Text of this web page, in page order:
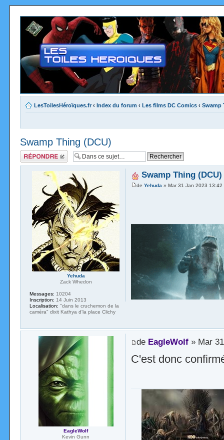
LesToilesHéroïques.fr ‹ Index du forum ‹ Les films DC Comics ‹ Swamp
Swamp Thing (DCU)
Répondre
Swamp Thing (DCU)
de Yehuda » Mar 31 Jan 2023 13:42
Yehuda
Zack Whedon
Messages: 10204
Inscription: 14 Juin 2013
Localisation: "dans le cruchemon de la
caméra" dixit Kathya d'la place Clichy
de EagleWolf» Mar
C'est donc
EagleWolf
Kevin Gunn